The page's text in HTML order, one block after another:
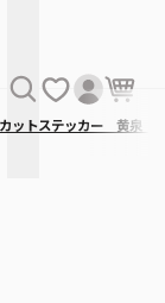
カットステッカー 黄泉